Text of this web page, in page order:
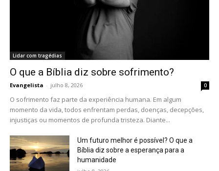
Lidar com tragédias
O que a Bíblia diz sobre sofrimento?
Evangelista - julho 8, 2026 0
O sofrimento faz parte da experiência humana. Em algum
momento da vida, todos enfrentam perdas, doenças, decepções,
injustiças ou momentos de profunda tristeza. Diante...
Um futuro melhor é possível? O que a
Bíblia diz sobre a esperança para a
humanidade